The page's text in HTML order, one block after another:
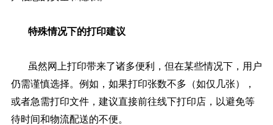
特殊情况下的打印建议
虽然网上打印带来了诸多便利，但在某些情况下，用户
仍需谨慎选择。例如，如果打印张数不多（如仅几张），
或者急需打印文件，建议直接前往线下打印店，以避免等
待时间和物流配送的不便。